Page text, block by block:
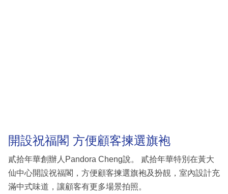
開設祝福閣 方便顧客揀選旗袍
貳拾年華創辦人Pandora Cheng說。 貳拾年華特別在黃大
仙中心開設祝福閣，方便顧客揀選旗袍及扮靚，室內設計充
滿中式味道，讓顧客有更多場景拍照。